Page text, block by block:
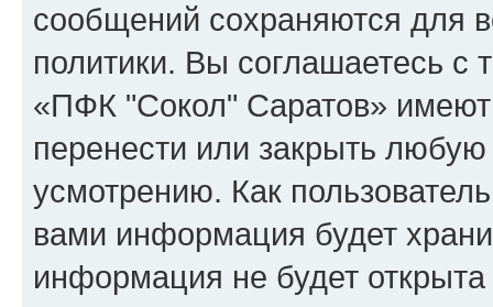
сообщений сохраняются для
политики. Вы соглашаетесь
«ПФК "Сокол" Саратов» имеют
перенести или закрыть
усмотрению. Как
вами информация будет
информация не будет